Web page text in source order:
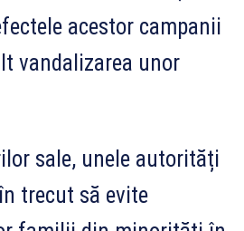
acestor campanii
vandalizarea unor
sale, unele autorități
trecut să evite